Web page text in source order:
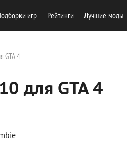
игр Рейтинги Лучшие моды
GTA 4
для GTA 4